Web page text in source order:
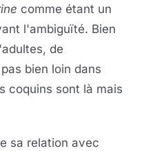
comme étant un
l'ambiguïté. Bien
de
bien loin dans
coquins sont là mais
sa relation avec